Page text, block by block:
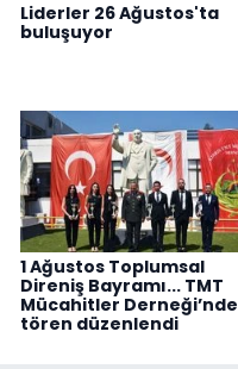
Liderler 26 Ağustos'ta
buluşuyor
1 Ağustos Toplumsal
Direniş Bayramı... TMT
Mücahitler Derneği’nde
tören düzenlendi